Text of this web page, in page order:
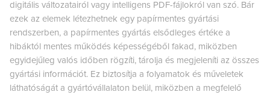
digitális változatairól vagy intelligens PDF-fájlokról van szó. Bár
ezek az elemek létezhetnek egy papírmentes gyártási
rendszerben, a papírmentes gyártás elsődleges értéke a
hibáktól mentes működés képességéből fakad, miközben
egyidejűleg valós időben rögzíti, tárolja és megjeleníti az összes
gyártási információt. Ez biztosítja a folyamatok és műveletek
láthatóságát a gyártóvállalaton belül, miközben a megfelelő